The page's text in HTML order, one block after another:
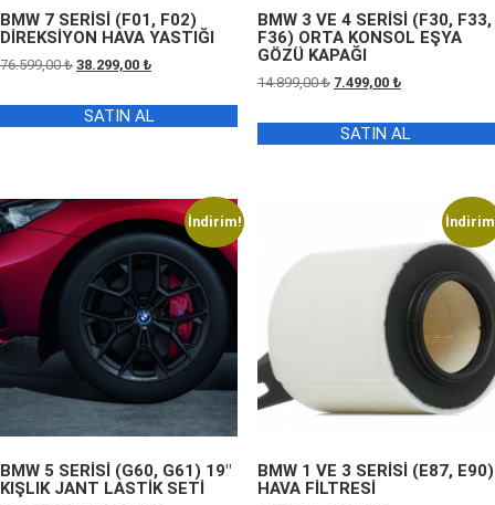
BMW 7 SERİSİ (F01, F02)
DİREKSİYON HAVA YASTIĞI
76.599,00₺ Orijinal
76.599,00 ₺.
38.299,00 ₺Şu
fiyat:
38.299,00 ₺.
SATIN AL
BMW 3 VE 4 SERİSİ (F30, F33,
F36) ORTA KONSOL EŞYA
GÖZÜ KAPAĞI
14.899,00₺ Orijinal
14.899,00 ₺.
7.499,00 ₺Şu
fiyat:
7.499,00 ₺.
SATIN AL
İndirim!
BMW 5 SERİSİ (G60, G61) 19″
KIŞLIK JANT LASTİK SETİ
BMW 1 VE 3 SERİSİ (E87, E90)
HAVA FİLTRESİ